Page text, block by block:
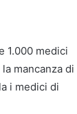
1.000 medici
mancanza di
i medici di